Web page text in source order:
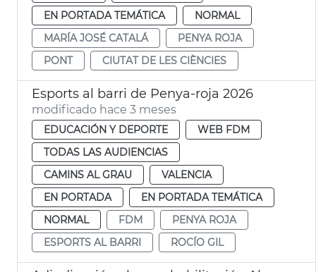
EN PORTADA TEMÁTICA
NORMAL
MARÍA JOSÉ CATALÁ
PENYA ROJA
PONT
CIUTAT DE LES CIÈNCIES
Esports al barri de Penya-roja 2026
modificado hace 3 meses
EDUCACIÓN Y DEPORTE
WEB FDM
TODAS LAS AUDIENCIAS
CAMINS AL GRAU
VALENCIA
EN PORTADA
EN PORTADA TEMÁTICA
NORMAL
FDM
PENYA ROJA
ESPORTS AL BARRI
ROCÍO GIL